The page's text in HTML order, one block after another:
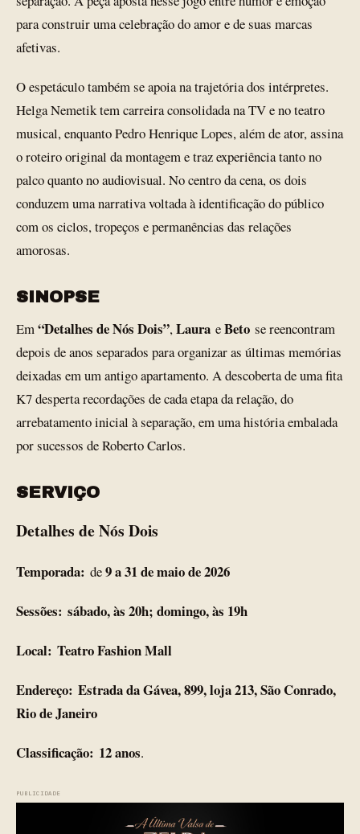
para construir uma celebração do amor e de suas marcas
afetivas.
O espetáculo também se apoia na trajetória dos intérpretes.
Helga Nemetik tem carreira consolidada na TV e no teatro
musical, enquanto Pedro Henrique Lopes, além de ator, assina
o roteiro original da montagem e traz experiência tanto no
palco quanto no audiovisual. No centro da cena, os dois
conduzem uma narrativa voltada à identificação do público
com os ciclos, tropeços e permanências das relações
amorosas.
SINOPSE
Em“Detalhes de Nós Dois”,Laura eBeto se reencontram
depois de anos separados para organizar as últimas memórias
deixadas em um antigo apartamento. A descoberta de uma fita
K7 desperta recordações de cada etapa da relação, do
arrebatamento inicial à separação, em uma história embalada
por sucessos de Roberto Carlos.
SERVIÇO
Detalhes de Nós Dois
Temporada: de9 a 31 de maio de 2026
Sessões: sábado, às 20h; domingo, às 19h
Local: Teatro Fashion Mall
Endereço: Estrada da Gávea, 899, loja 213, São Conrado,
Rio de Janeiro
Classificação: 12 anos.
PUBLICIDADE